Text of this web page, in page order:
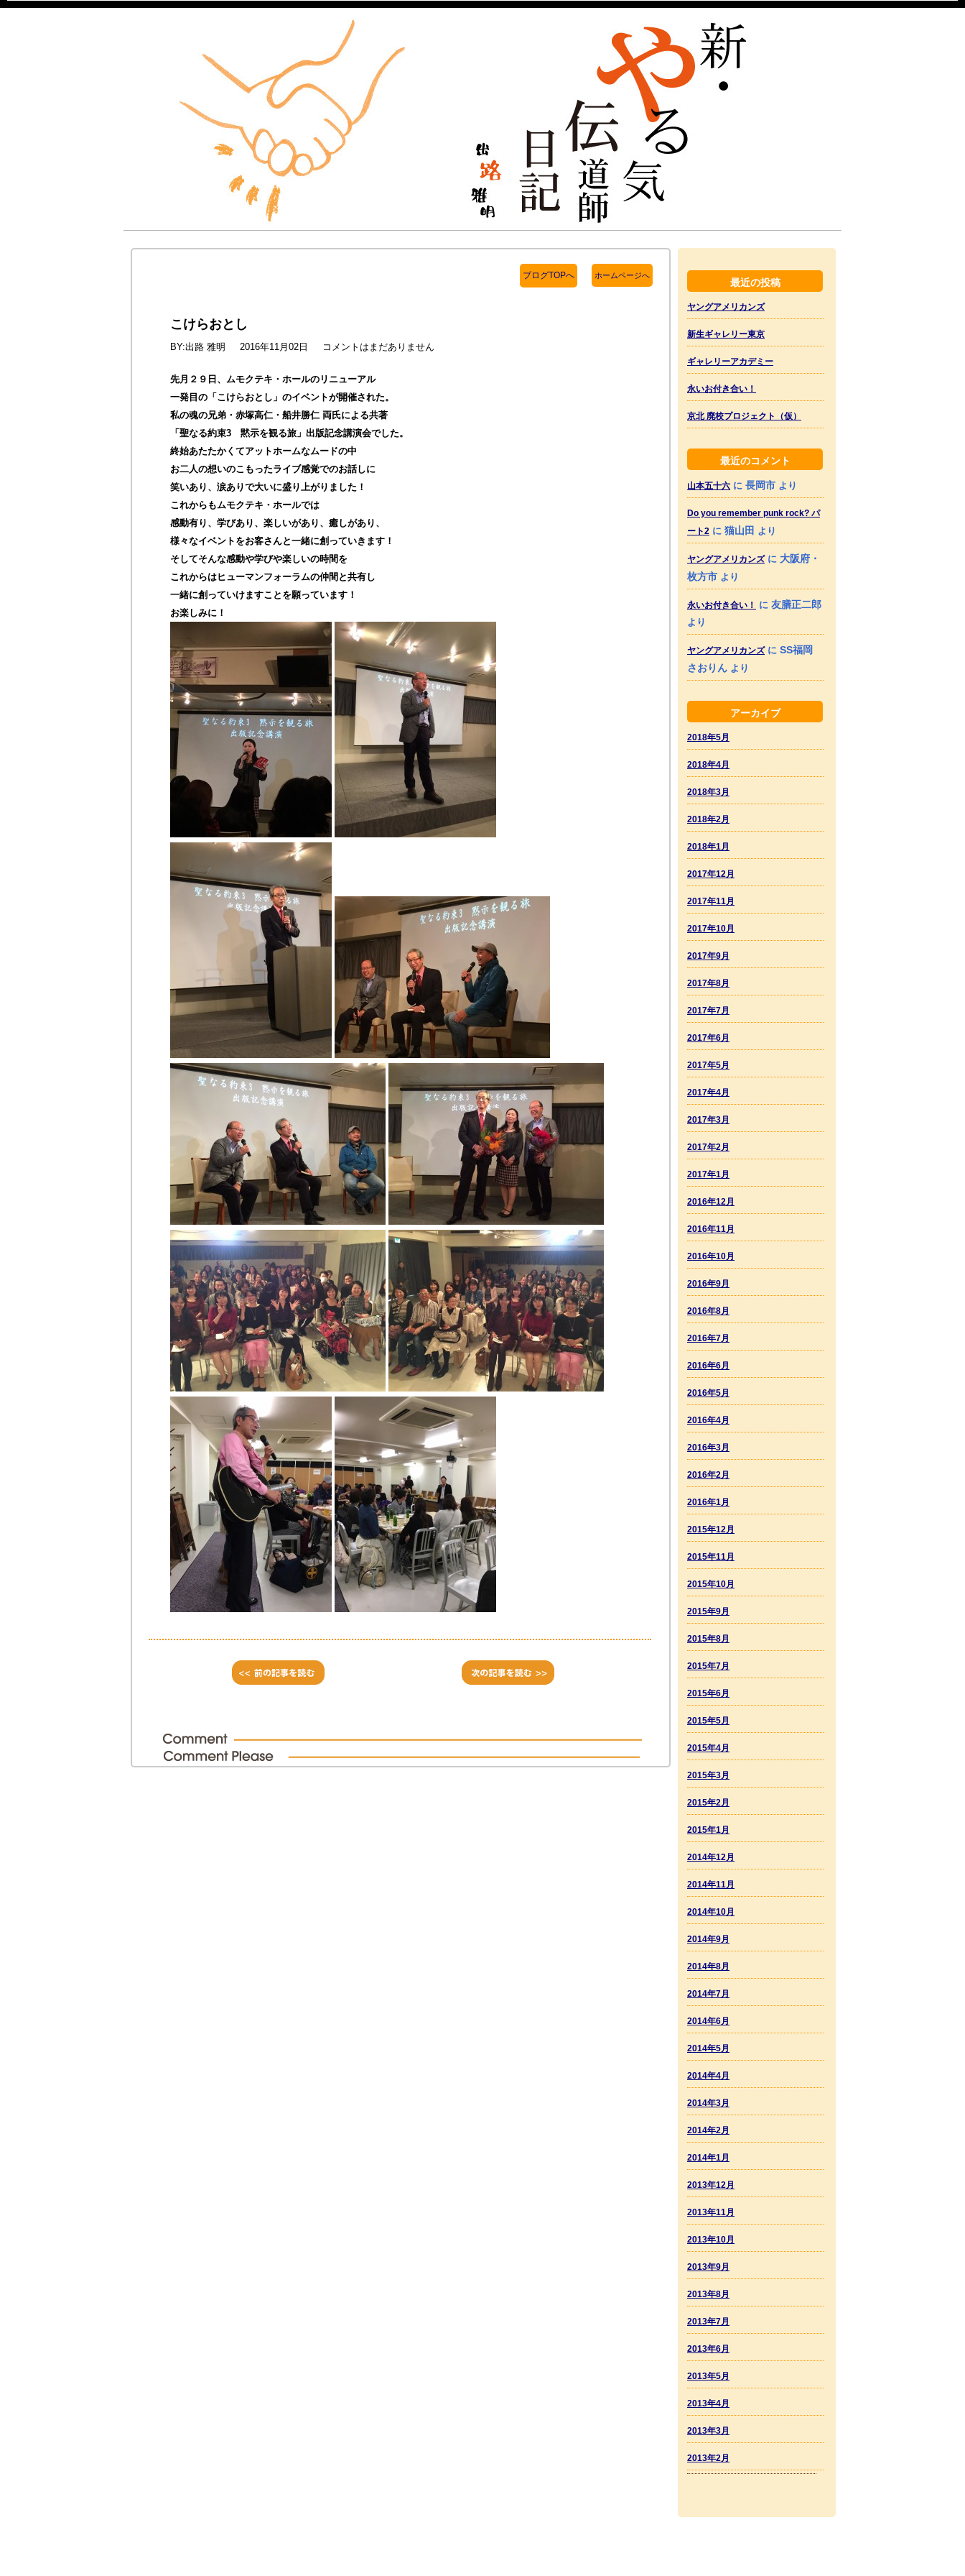
ブログTOPへ ホームページへ
こけらおとし
BY:出路 雅明 2016年11月02日 コメントはまだありません
先月２９日、ムモクテキ・ホールのリニューアル
一発目の「こけらおとし」のイベントが開催された。
私の魂の兄弟・赤塚高仁・船井勝仁 両氏による共著
「聖なる約束3 黙示を観る旅」出版記念講演会でした。
終始あたたかくてアットホームなムードの中
お二人の想いのこもったライブ感覚でのお話しに
笑いあり、涙ありで大いに盛り上がりました！
これからもムモクテキ・ホールでは
感動有り、学びあり、楽しいがあり、癒しがあり、
様々なイベントをお客さんと一緒に創っていきます！
そしてそんな感動や学びや楽しいの時間を
これからはヒューマンフォーラムの仲間と共有し
一緒に創っていけますことを願っています！
お楽しみに！
最近の投稿
ヤングアメリカンズ
新生ギャレリー東京
ギャレリーアカデミー
永いお付き合い！
京北 廃校プロジェクト（仮）
最近のコメント
山本五十六 に 長岡市 より
Do you remember punk rock? パ
ート2 に 猫山田 より
ヤングアメリカンズに 大阪府・
枚方市 より
永いお付き合い！ に 友膳正二郎
より
ヤングアメリカンズに SS福岡
さおりん より
アーカイブ
2018年5月
2018年4月
2018年3月
2018年2月
2018年1月
2017年12月
2017年11月
2017年10月
2017年9月
2017年8月
2017年7月
2017年6月
2017年5月
2017年4月
2017年3月
2017年2月
2017年1月
2016年12月
2016年11月
2016年10月
2016年9月
2016年8月
2016年7月
2016年6月
2016年5月
2016年4月
2016年3月
2016年2月
2016年1月
2015年12月
2015年11月
2015年10月
2015年9月
2015年8月
2015年7月
2015年6月
2015年5月
2015年4月
2015年3月
2015年2月
2015年1月
2014年12月
2014年11月
2014年10月
2014年9月
2014年8月
2014年7月
2014年6月
2014年5月
2014年4月
2014年3月
2014年2月
2014年1月
2013年12月
2013年11月
2013年10月
2013年9月
2013年8月
2013年7月
2013年6月
2013年5月
2013年4月
2013年3月
2013年2月